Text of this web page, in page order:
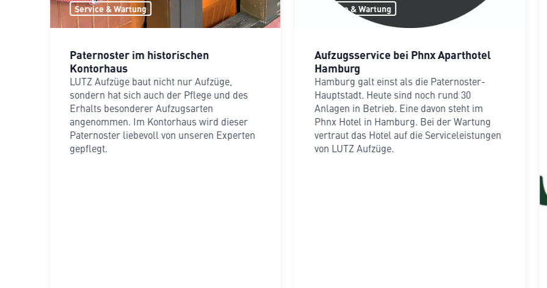
Service & Wartung
Paternoster im historischen
Kontorhaus
LUTZ Aufzüge baut nicht nur Aufzüge,
sondern hat sich auch der Pflege und des
Erhalts besonderer Aufzugsarten
angenommen. Im Kontorhaus wird dieser
Paternoster liebevoll von unseren Experten
gepflegt.
Service & Wartung
Aufzugsservice bei Phnx Aparthotel
Hamburg
Hamburg galt einst als die Paternoster-
Hauptstadt. Heute sind noch rund 30
Anlagen in Betrieb. Eine davon steht im
Phnx Hotel in Hamburg. Bei der Wartung
vertraut das Hotel auf die Serviceleistungen
von LUTZ Aufzüge.